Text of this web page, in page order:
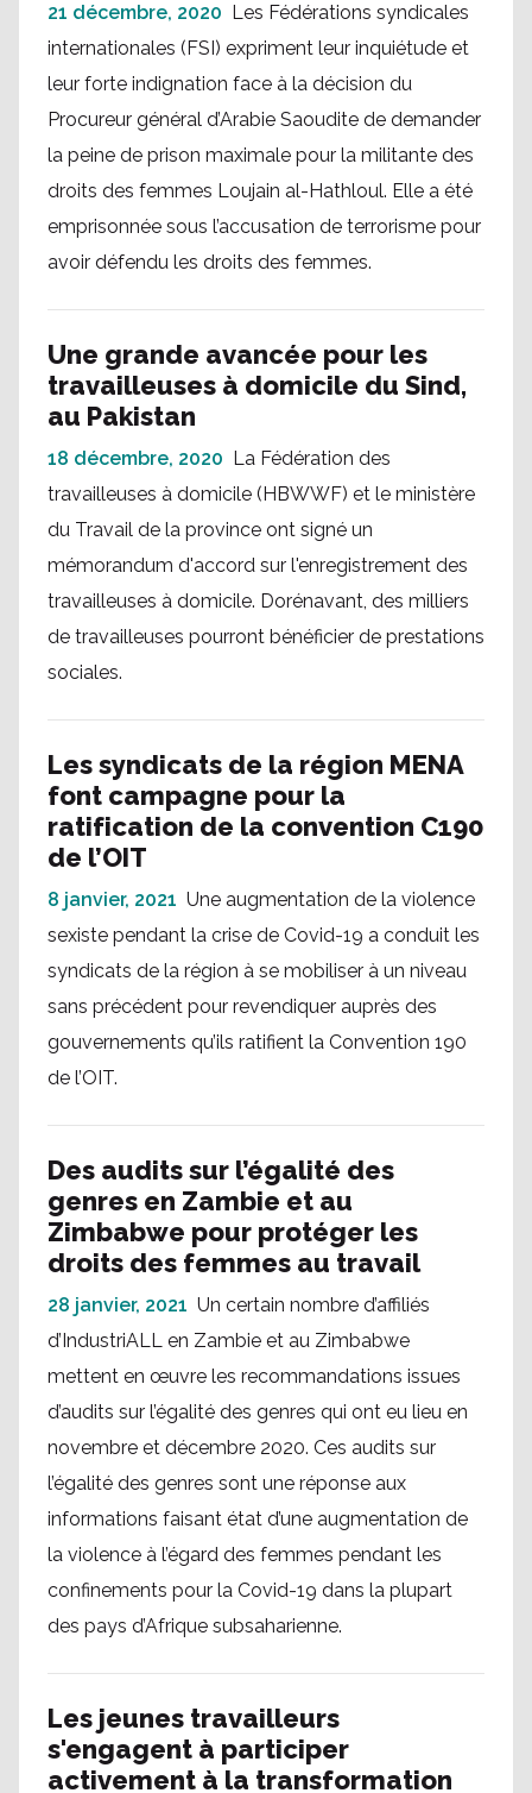
21 décembre, 2020 Les Fédérations syndicales
internationales (FSI) expriment leur inquiétude et
leur forte indignation face à la décision du
Procureur général d’Arabie Saoudite de demander
la peine de prison maximale pour la militante des
droits des femmes Loujain al-Hathloul. Elle a été
emprisonnée sous l’accusation de terrorisme pour
avoir défendu les droits des femmes.
Une grande avancée pour les
travailleuses à domicile du Sind,
au Pakistan
18 décembre, 2020 La Fédération des
travailleuses à domicile (HBWWF) et le ministère
du Travail de la province ont signé un
mémorandum d'accord sur l'enregistrement des
travailleuses à domicile. Dorénavant, des milliers
de travailleuses pourront bénéficier de prestations
sociales.
Les syndicats de la région MENA
font campagne pour la
ratification de la convention C190
de l’OIT
8 janvier, 2021 Une augmentation de la violence
sexiste pendant la crise de Covid-19 a conduit les
syndicats de la région à se mobiliser à un niveau
sans précédent pour revendiquer auprès des
gouvernements qu’ils ratifient la Convention 190
de l’OIT.
Des audits sur l’égalité des
genres en Zambie et au
Zimbabwe pour protéger les
droits des femmes au travail
28 janvier, 2021 Un certain nombre d’affiliés
d’IndustriALL en Zambie et au Zimbabwe
mettent en œuvre les recommandations issues
d’audits sur l’égalité des genres qui ont eu lieu en
novembre et décembre 2020. Ces audits sur
l’égalité des genres sont une réponse aux
informations faisant état d’une augmentation de
la violence à l’égard des femmes pendant les
confinements pour la Covid-19 dans la plupart
des pays d’Afrique subsaharienne.
Les jeunes travailleurs
s'engagent à participer
activement à la transformation